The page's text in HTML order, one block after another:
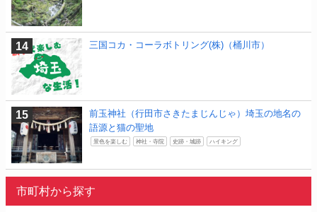
三国コカ・コーラボトリング(株)（桶川市）
前玉神社（行田市さきたまじんじゃ）埼玉の地名の
語源と猫の聖地
景色を楽しむ 神社・寺院 史跡・城跡 ハイキング
市町村から探す